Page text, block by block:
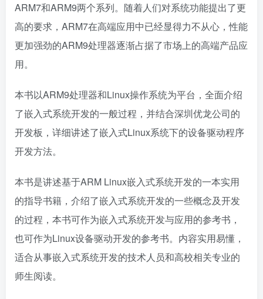
ARM7和ARM9两个系列。随着人们对系统功能提出了更
高的要求，ARM7在高端应用中已经显得力不从心，性能
更加强劲的ARM9处理器逐渐占据了市场上的高端产品应
用。
本书以ARM9处理器和Linux操作系统为平台，全面介绍
了嵌入式系统开发的一般过程，并结合深圳优龙公司的
开发板，详细讲述了嵌入式Linux系统下的设备驱动程序
开发方法。
本书是讲述基于ARM Linux嵌入式系统开发的一本实用
的指导书籍，介绍了嵌入式系统开发的一些概念及开发
的过程，本书可作为嵌入式系统开发与应用的参考书，
也可作为Linux设备驱动开发的参考书。内容实用易懂，
适合从事嵌入式系统开发的技术人员和高校相关专业的
师生阅读。